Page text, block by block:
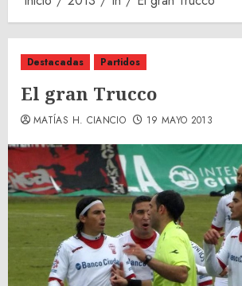
Destacadas Partidos
El gran Trucco
MATÍAS H. CIANCIO 19 MAYO 2013